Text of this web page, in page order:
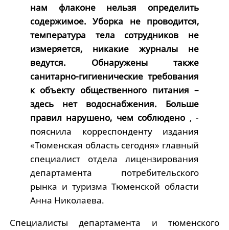
нам флаконе нельзя определить
содержимое. Уборка не проводится,
температура тела сотрудников не
измеряется, никакие журналы не
ведутся. Обнаружены также
санитарно-гигиенические требования
к объекту общественного питания –
здесь нет водоснабжения. Больше
правил нарушено, чем соблюдено , -
пояснила корреспонденту издания
«Тюменская область сегодня» главный
специалист отдела лицензирования
департамента потребительского
рынка и туризма Тюменской области
Анна Николаева.
Специалисты департамента и тюменского